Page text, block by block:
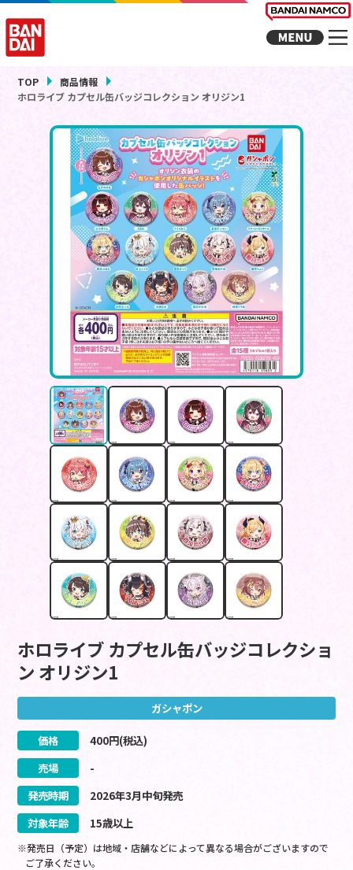
TOP
商品情報
ホロライブ カプセル缶バッジコレクション オリジン1
ホロライブ カプセル缶バッジコレクショ
ン オリジン1
ガシャポン
価格 400円(税込)
売場
-
発売時期
2026年3月中旬発売
対象年齢
15歳以上
※発売日（予定）は地域・店舗などによって異なる場合がございますので
ご了承ください。